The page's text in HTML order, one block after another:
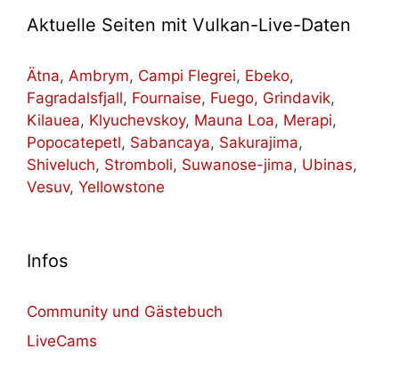
Aktuelle Seiten mit Vulkan-Live-Daten
Ätna, Ambrym, Campi Flegrei, Ebeko,
Fagradalsfjall, Fournaise, Fuego, Grindavik,
Kilauea, Klyuchevskoy, Mauna Loa, Merapi,
Popocatepetl, Sabancaya, Sakurajima,
Shiveluch, Stromboli, Suwanose-jima, Ubinas,
Vesuv, Yellowstone
Infos
Community und Gästebuch
LiveCams